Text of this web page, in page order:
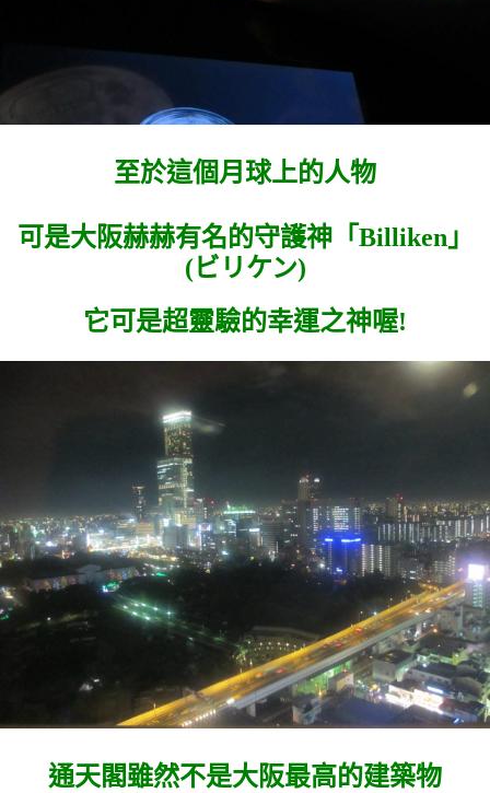
至於這個月球上的人物
可是大阪赫赫有名的守護神「Billiken」
(ビリケン)
它可是超靈驗的幸運之神喔!
通天閣雖然不是大阪最高的建築物